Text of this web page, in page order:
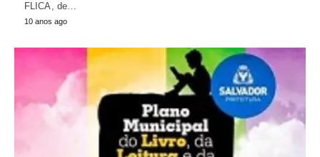
FLICA, de…
10 anos ago